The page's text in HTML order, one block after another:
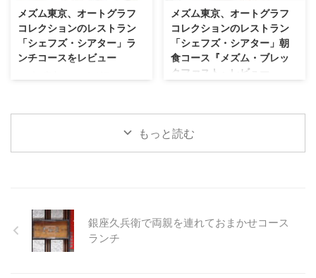
んでした。 もう別次元の美味し
さでした。 リッツカールトン日
光に宿泊したら、お寿司絶対食べ
た方が良いですよ！ 今回の記事
では写真と動画でレビューしま
ざ行く価値があるレストラン」で
す。 今回は、単品で簡単にお食
事をしましたので、お食事の写真
は少なめですが、インテリアを中
心に沢山の写真と動画でレビュー
メズム東京、オートグラフ
コレクションのレストラン
「シェフズ・シアター」ラ
ンチコースをレビュー
がすっごく良かった！ この内容
で5,700円はすごくお安いのでは
高しでした。 最寄駅は、ゆりか
もめ線の竹芝駅とちょっと便が悪
いですが、わざわざ行く価値はあ
メズム東京、オートグラフ
コレクションのレストラン
「シェフズ・シアター」朝
食コース『メズム・ブレッ
クファスト』レビュー
ム・ブレックファスト』をレビュ
長。 ホテルの朝食というとビュ
ッフェですが、もう沢山食べれな
もっと読む
銀座久兵衛で両親を連れておまかせコース
ランチ